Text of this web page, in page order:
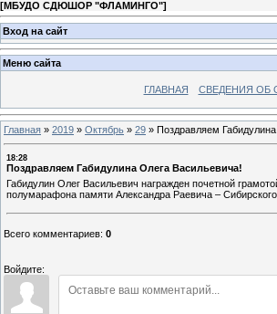
[МБУДО СДЮШОР "ФЛАМИНГО"]
Вход на сайт
Меню сайта
ГЛАВНАЯ СВЕДЕНИЯ ОБ
Главная » 2019 » Октябрь » 29 » Поздравляем
18:28
Поздравляем Габидулина Олега Васильевича!
Габидулин Олег Васильевич награжден почетной
полумарафона памяти Александра Раевича – Сибирского
Всего комментариев: 0
Войдите: